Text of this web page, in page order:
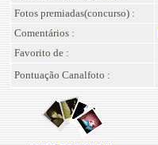
Fotos premiadas(concurso) :
Comentários :
Favorito de :
Pontuação Canalfoto :